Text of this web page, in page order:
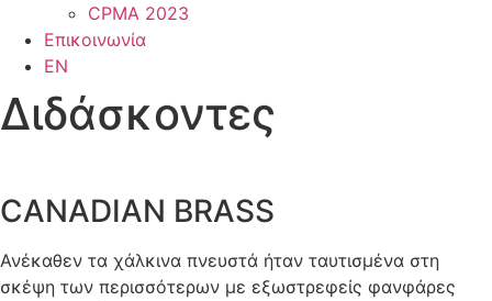
CPMA 2023
Επικοινωνία
EN
Διδάσκοντες
CANADIAN BRASS
Ανέκαθεν τα χάλκινα πνευστά ήταν ταυτισμένα στη
σκέψη των περισσότερων με εξωστρεφείς φανφάρες